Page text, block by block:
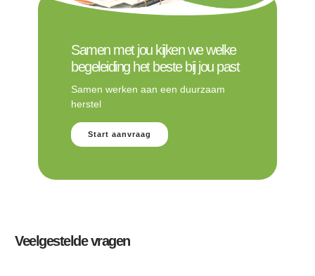
Samen met jou kijken we welke
begeleiding het beste bij jou past
Samen werken aan een duurzaam
herstel
Start aanvraag
Veelgestelde vragen